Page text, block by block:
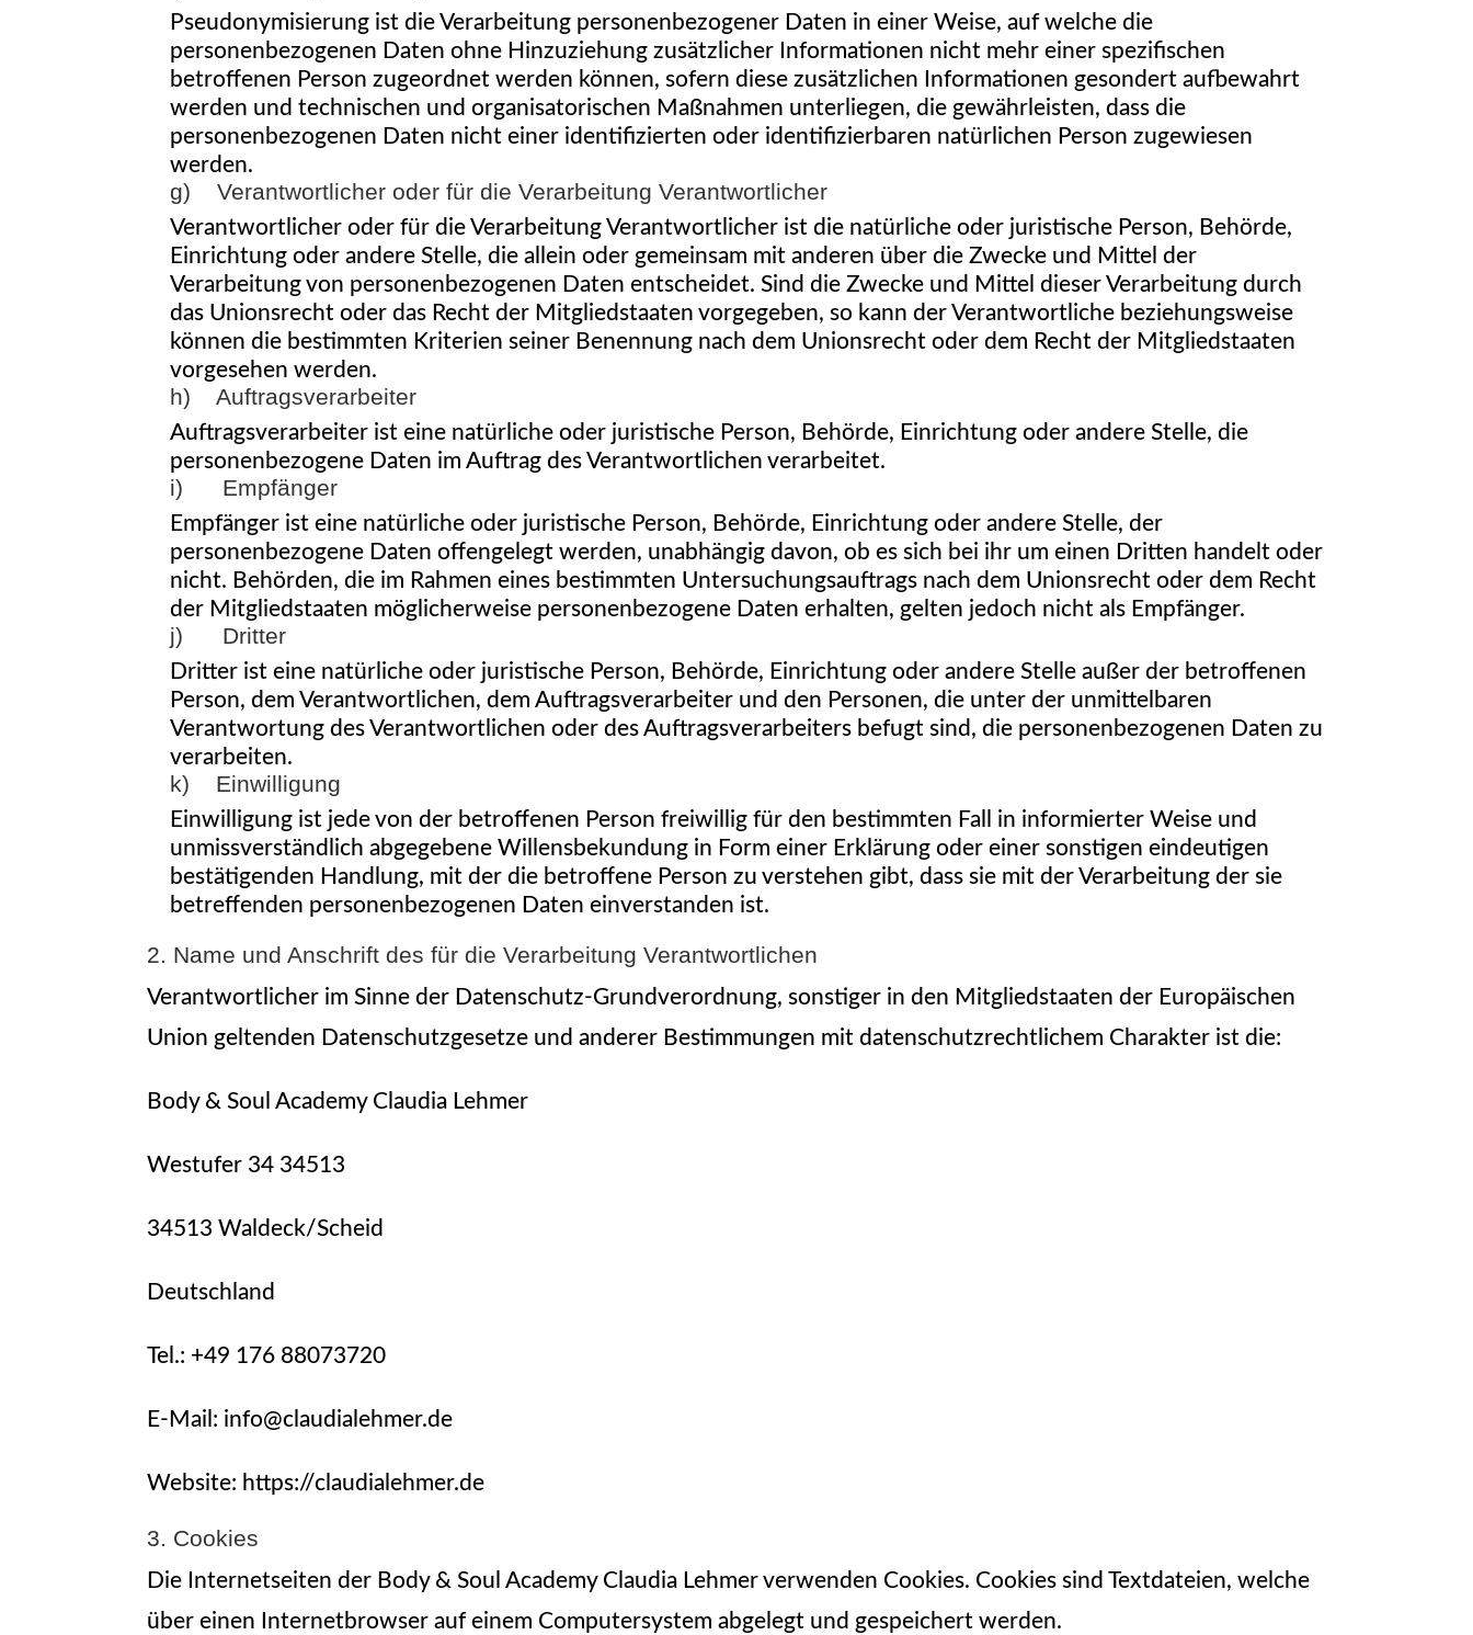
Pseudonymisierung ist die Verarbeitung personenbezogener Daten in einer Weise, auf welche die
personenbezogenen Daten ohne Hinzuziehung zusätzlicher Informationen nicht mehr einer spezifischen
betroffenen Person zugeordnet werden können, sofern diese zusätzlichen Informationen gesondert aufbewahrt
werden und technischen und organisatorischen Maßnahmen unterliegen, die gewährleisten, dass die
personenbezogenen Daten nicht einer identifizierten oder identifizierbaren natürlichen Person zugewiesen
werden.
g) Verantwortlicher oder für die Verarbeitung Verantwortlicher
Verantwortlicher oder für die Verarbeitung Verantwortlicher ist die natürliche oder juristische Person, Behörde,
Einrichtung oder andere Stelle, die allein oder gemeinsam mit anderen über die Zwecke und Mittel der
Verarbeitung von personenbezogenen Daten entscheidet. Sind die Zwecke und Mittel dieser Verarbeitung durch
das Unionsrecht oder das Recht der Mitgliedstaaten vorgegeben, so kann der Verantwortliche beziehungsweise
können die bestimmten Kriterien seiner Benennung nach dem Unionsrecht oder dem Recht der Mitgliedstaaten
vorgesehen werden.
h) Auftragsverarbeiter
Auftragsverarbeiter ist eine natürliche oder juristische Person, Behörde, Einrichtung oder andere Stelle, die
personenbezogene Daten im Auftrag des Verantwortlichen verarbeitet.
i) Empfänger
Empfänger ist eine natürliche oder juristische Person, Behörde, Einrichtung oder andere Stelle, der
personenbezogene Daten offengelegt werden, unabhängig davon, ob es sich bei ihr um einen Dritten handelt oder
nicht. Behörden, die im Rahmen eines bestimmten Untersuchungsauftrags nach dem Unionsrecht oder dem Recht
der Mitgliedstaaten möglicherweise personenbezogene Daten erhalten, gelten jedoch nicht als Empfänger.
j) Dritter
Dritter ist eine natürliche oder juristische Person, Behörde, Einrichtung oder andere Stelle außer der betroffenen
Person, dem Verantwortlichen, dem Auftragsverarbeiter und den Personen, die unter der unmittelbaren
Verantwortung des Verantwortlichen oder des Auftragsverarbeiters befugt sind, die personenbezogenen Daten zu
verarbeiten.
k) Einwilligung
Einwilligung ist jede von der betroffenen Person freiwillig für den bestimmten Fall in informierter Weise und
unmissverständlich abgegebene Willensbekundung in Form einer Erklärung oder einer sonstigen eindeutigen
bestätigenden Handlung, mit der die betroffene Person zu verstehen gibt, dass sie mit der Verarbeitung der sie
betreffenden personenbezogenen Daten einverstanden ist.
2. Name und Anschrift des für die Verarbeitung Verantwortlichen
Verantwortlicher im Sinne der Datenschutz-Grundverordnung, sonstiger in den Mitgliedstaaten der Europäischen
Union geltenden Datenschutzgesetze und anderer Bestimmungen mit datenschutzrechtlichem Charakter ist die:
Body & Soul Academy Claudia Lehmer
Westufer 34 34513
34513 Waldeck/Scheid
Deutschland
Tel.: +49 176 88073720
E-Mail: info@claudialehmer.de
Website: https://claudialehmer.de
3. Cookies
Die Internetseiten der Body & Soul Academy Claudia Lehmer verwenden Cookies. Cookies sind Textdateien, welche
über einen Internetbrowser auf einem Computersystem abgelegt und gespeichert werden.